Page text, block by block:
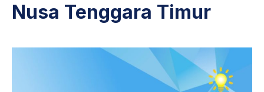
Nusa Tenggara Timur